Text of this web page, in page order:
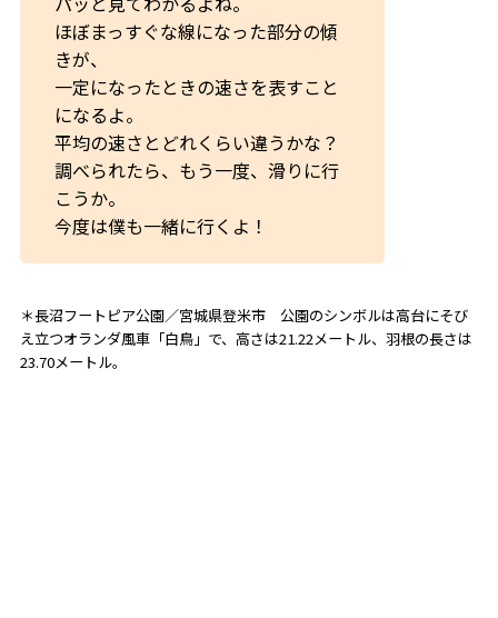
ほぼまっすぐな線になった部分の傾
きが、
一定になったときの速さを表すこと
になるよ。
平均の速さとどれくらい違うかな？
調べられたら、もう一度、滑りに行
こうか。
今度は僕も一緒に行くよ！
＊長沼フートピア公園／宮城県登米市 公園のシンボルは高台にそび
え立つオランダ風車「白鳥」で、高さは21.22メートル、羽根の長さは
23.70メートル。